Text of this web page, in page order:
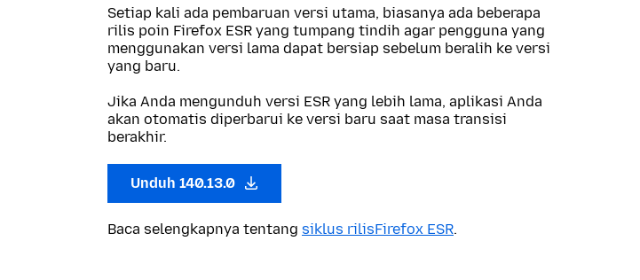
Setiap kali ada pembaruan versi utama, biasanya ada beberapa
rilis poin Firefox ESR yang tumpang tindih agar pengguna yang
menggunakan versi lama dapat bersiap sebelum beralih ke versi
yang baru.
Jika Anda mengunduh versi ESR yang lebih lama, aplikasi Anda
akan otomatis diperbarui ke versi baru saat masa transisi
berakhir.
Unduh 140.13.0
Baca selengkapnya tentang siklus rilisFirefox ESR.